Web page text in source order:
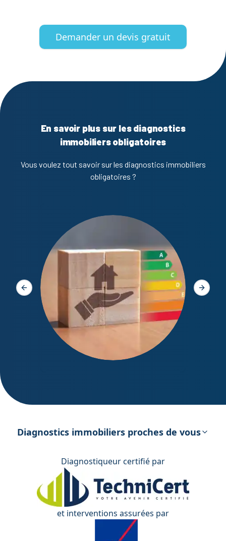
Demander un devis gratuit
En savoir plus sur les diagnostics
immobiliers obligatoires
Vous voulez tout savoir sur les diagnostics immobiliers
obligatoires ?
énergétique
Slide précédente Slide
Diagnostics immobiliers proches de vous
Diagnostiqueur certifié par
et interventions assurées par